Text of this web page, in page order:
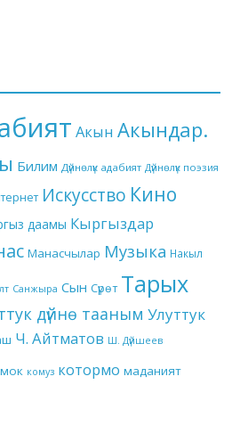
Акын Акындар.
Билим Дүйнөлүк адабият Дүйнөлүк поэзия
Искусство Кино
даамы Кыргыздар
Манасчылар Музыка Накыл
Санжыра Сын Сүрөт Тарых
дүйнө тааным Улуттук
Ч. Айтматов Ш. Дүйшеев
комуз котормо маданият